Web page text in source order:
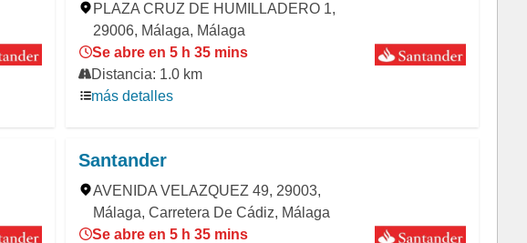
PLAZA CRUZ DE HUMILLADERO 1,
29006, Málaga, Málaga
Se abre en 5 h 35 mins
Distancia: 1.0 km
más detalles
Santander
AVENIDA VELAZQUEZ 49, 29003,
Málaga, Carretera De Cádiz, Málaga
Se abre en 5 h 35 mins